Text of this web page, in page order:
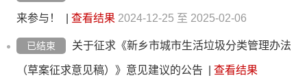
来参与！ 查看结果 2024-12-25 至 2025-02-06
已结束 关于征求《新乡市城市生活垃圾分类管理办法
（草案征求意见稿）》意见建议的公告 查看结果